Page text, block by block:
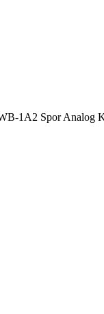
1A2 Spor Analog